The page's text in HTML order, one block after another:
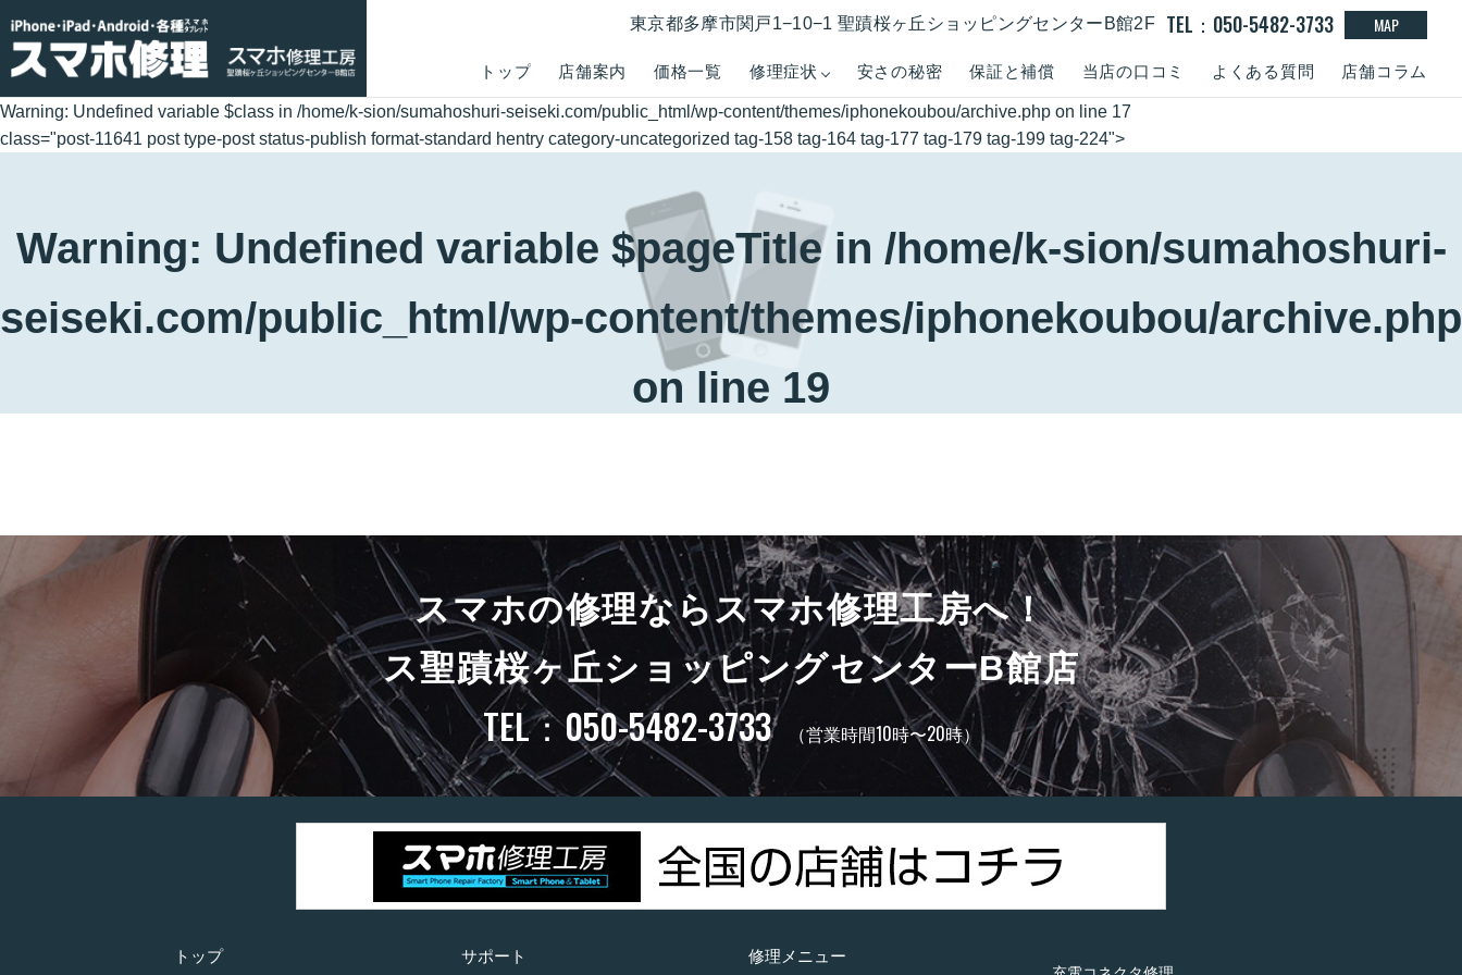
トップ 店舗案内 価格一覧 修理症状 安さの秘密 保証と補償 当店の口コミ よくある質問 店舗コラム
東京都多摩市関戸1−10−1 聖蹟桜ヶ丘ショッピングセンターB館2F TEL：050-5482-3733 MAP
Warning: Undefined variable $class in /home/k-sion/sumahoshuri-seiseki.com/public_html/wp-content/themes/iphonekoubou/archive.php on line 17
class="post-11641 post type-post status-publish format-standard hentry category-uncategorized tag-158 tag-164 tag-177 tag-179 tag-199 tag-224">
Warning: Undefined variable $pageTitle in /home/k-sion/sumahoshuri-
seiseki.com/public_html/wp-content/themes/iphonekoubou/archive.php
on line 19
スマホの修理ならスマホ修理工房へ！
ス聖蹟桜ヶ丘ショッピングセンターB館店
TEL：050-5482-3733 （営業時間10時〜20時）
トップ サポート 修理メニュー